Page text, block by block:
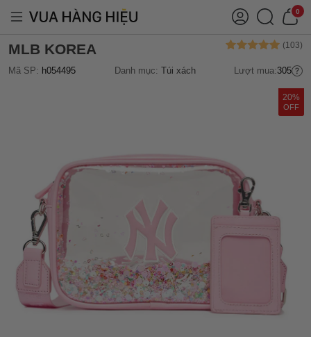
0
MLB KOREA
Mã SP: h054495 Danh mục: Túi xách Lượt mua:305
20%
OFF